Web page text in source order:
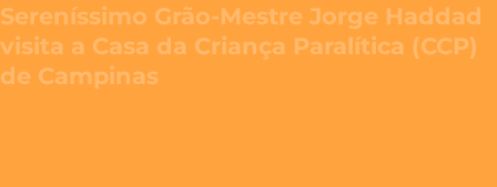
Sereníssimo Grão-Mestre Jorge Haddad
visita a Casa da Criança Paralítica (CCP)
de Campinas